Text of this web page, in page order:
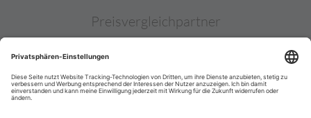
Preisvergleichpartner